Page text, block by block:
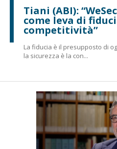
Tiani (ABI):
come leva di
competitività”
La fiducia è il presupposto di
la sicurezza è la con...